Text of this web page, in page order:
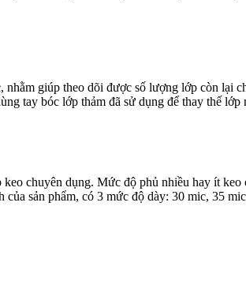
giúp theo dõi được số lượng lớp còn lại
tay bóc lớp thảm đã sử dụng để thay thế lớp
chuyên dụng. Mức độ phủ nhiều hay ít
sản phẩm, có 3 mức độ dày: 30 mic, 35